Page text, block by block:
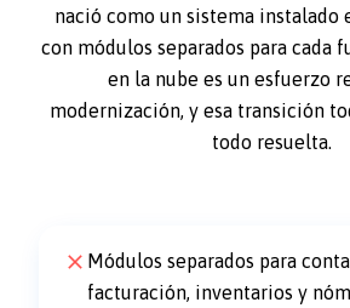
nació como un sistema instalado
con módulos separados para cada
en la nube es un esfuerzo
modernización, y esa transición
todo resuelta.
Módulos separados para
facturación, inventarios y